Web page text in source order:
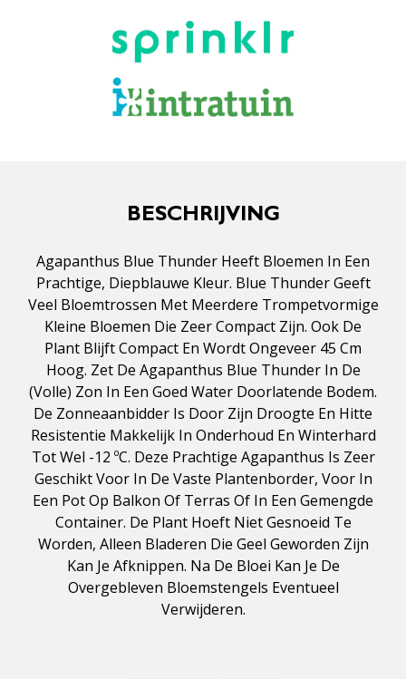
BESCHRIJVING
Agapanthus Blue Thunder Heeft Bloemen In Een
Prachtige, Diepblauwe Kleur. Blue Thunder Geeft
Veel Bloemtrossen Met Meerdere Trompetvormige
Kleine Bloemen Die Zeer Compact Zijn. Ook De
Plant Blijft Compact En Wordt Ongeveer 45 Cm
Hoog. Zet De Agapanthus Blue Thunder In De
(volle) Zon In Een Goed Water Doorlatende Bodem.
De Zonneaanbidder Is Door Zijn Droogte En Hitte
Resistentie Makkelijk In Onderhoud En Winterhard
Tot Wel -12 ºC. Deze Prachtige Agapanthus Is Zeer
Geschikt Voor In De Vaste Plantenborder, Voor In
Een Pot Op Balkon Of Terras Of In Een Gemengde
Container. De Plant Hoeft Niet Gesnoeid Te
Worden, Alleen Bladeren Die Geel Geworden Zijn
Kan Je Afknippen. Na De Bloei Kan Je De
Overgebleven Bloemstengels Eventueel
Verwijderen.